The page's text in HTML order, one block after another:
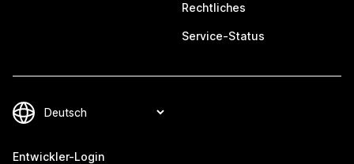
Rechtliches
Service-Status
Entwickler-Login